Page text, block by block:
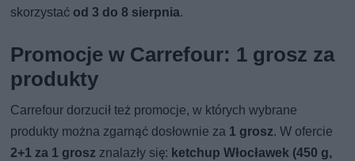
skorzystać od 3 do 8 sierpnia.
Promocje w Carrefour: 1 grosz za
produkty
Carrefour dorzucił też promocje, w których wybrane
produkty można zgarnąć dosłownie za 1 grosz. W ofercie
2+1 za 1 grosz znalazły się: ketchup Włocławek (450 g,